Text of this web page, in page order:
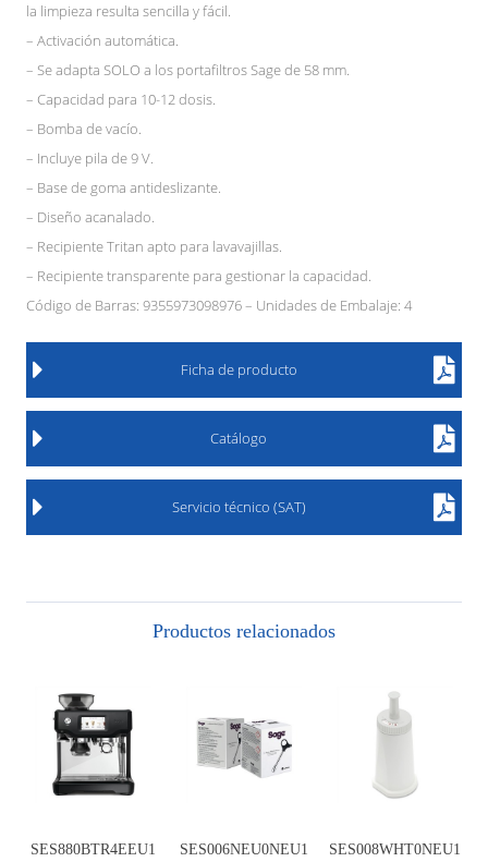
la limpieza resulta sencilla y fácil.
– Activación automática.
– Se adapta SOLO a los portafiltros Sage de 58 mm.
– Capacidad para 10-12 dosis.
– Bomba de vacío.
– Incluye pila de 9 V.
– Base de goma antideslizante.
– Diseño acanalado.
– Recipiente Tritan apto para lavavajillas.
– Recipiente transparente para gestionar la capacidad.
Código de Barras: 9355973098976 – Unidades de Embalaje: 4
Ficha de producto
Catálogo
Servicio técnico (SAT)
Productos relacionados
SES880BTR4EEU1
SES006NEU0NEU1
SES008WHT0NEU1